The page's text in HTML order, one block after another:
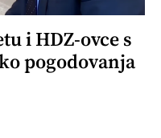
i HDZ-ovce s
pogodovanja